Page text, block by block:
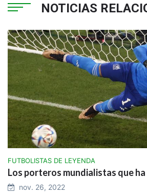
NOTICIAS
FUTBOLISTAS DE LEYENDA
Los porteros mundialistas que
nov. 26, 2022